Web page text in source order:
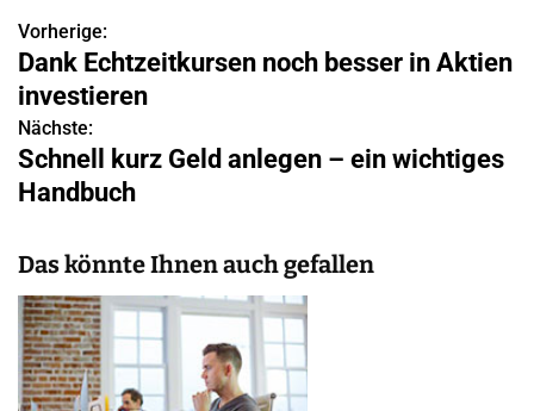
B
e
i
t
a
g
s
n
Vorherige:
Dank Echtzeitkursen noch besser in Aktien
investieren
Nächste:
Schnell kurz Geld anlegen – ein wichtiges
Handbuch
Das könnte Ihnen auch gefallen